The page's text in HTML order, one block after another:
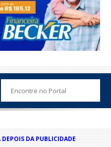
DA PUBLICIDADE